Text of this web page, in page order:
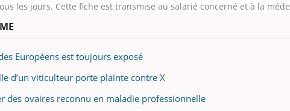
les jours. Cette fiche est transmise au salarié concerné et à la
Européens est toujours exposé
d’un viticulteur porte plainte contre X
des ovaires reconnu en maladie professionnelle